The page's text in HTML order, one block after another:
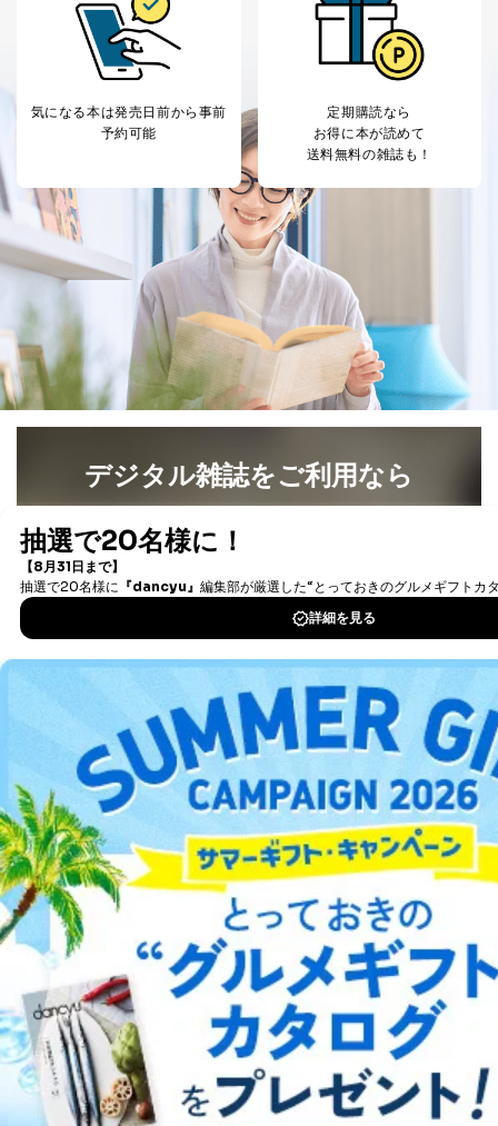
気になる本は発売日前から事前
予約可能
定期購読なら
お得に本が読めて
送料無料の雑誌も！
デジタル雑誌をご利用なら
書籍）が無料で読み放題！
DOWNLOAD FOR IOS
DOWNLOAD FOR ANDROID
ご利用方法はこちら
総合案内
アフィリエイト 採用情報
プレスリリース お問い合わせ
利用規約プライバシーポリシー 特定商取引法に基づく表示
出版社の皆様へ
投資家の皆様へサイトマップ